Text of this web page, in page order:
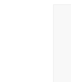
피